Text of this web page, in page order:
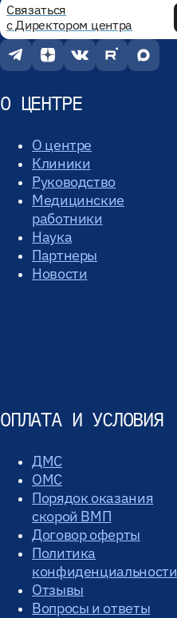
Связаться
с Директором центра
О ЦЕНТРЕ
О центре
Клиники
Руководство
Медицинские
работники
Наука
Партнеры
Новости
ОПЛАТА И УСЛОВИЯ
ДМС
ОМС
Порядок оказания
скорой ВМП
Договор оферты
Политика
конфиденциальности
Отзывы
Вопросы и ответы